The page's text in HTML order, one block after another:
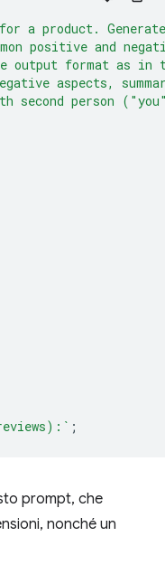
a product.
positive and
output format as
aspects,
second person
;
prompt, che
nonché un